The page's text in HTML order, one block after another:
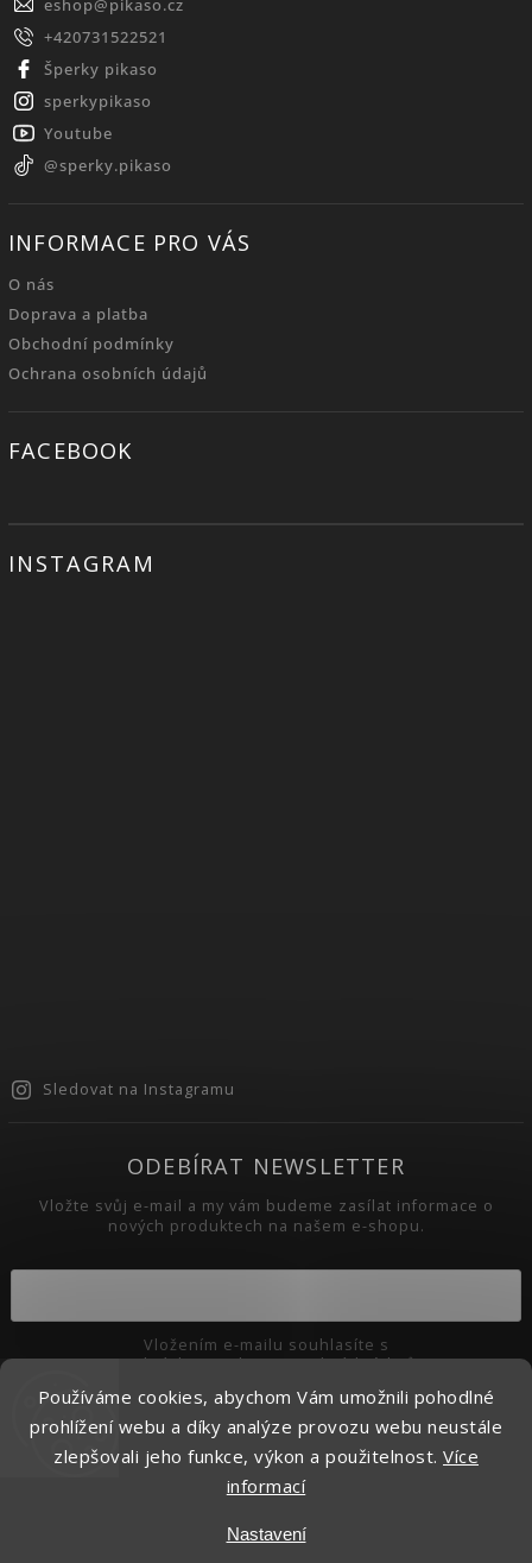
Používáme cookies, abychom Vám umožnili pohodlné
prohlížení webu a díky analýze provozu webu neustále
zlepšovali jeho funkce, výkon a použitelnost. Více
informací
Nastavení
eshop@pikaso.cz
+420731522521
Šperky pikaso
sperkypikaso
Youtube
@sperky.pikaso
INFORMACE PRO VÁS
O nás
Doprava a platba
Obchodní podmínky
Ochrana osobních údajů
FACEBOOK
INSTAGRAM
Sledovat na Instagramu
ODEBÍRAT NEWSLETTER
Vložte svůj e-mail a my vám budeme zasílat informace o
nových produktech na našem e-shopu.
podmínkami ochrany osobních údajů
Přihlásit se
Upravit nastavení cookies